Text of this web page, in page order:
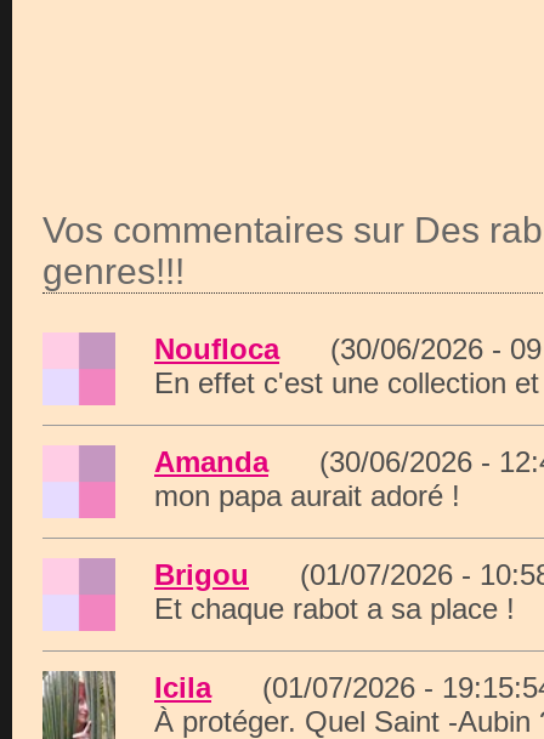
Vos commentaires sur Des
genres!!!
Noufloca(30/06/2026 -
En effet c'est une collection
Amanda(30/06/2026 -
mon papa aurait adoré !
Brigou (01/07/2026 -
Et chaque rabot a sa place !
Icila(01/07/2026 -
À protéger. Quel Saint -Aubin